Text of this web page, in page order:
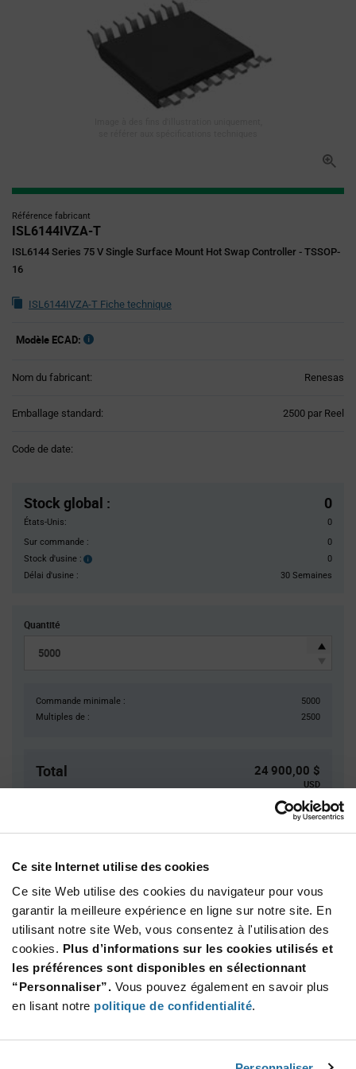
Ce site Internet utilise des cookies
Ce site Web utilise des cookies du navigateur pour vous
garantir la meilleure expérience en ligne sur notre site. En
utilisant notre site Web, vous consentez à l'utilisation des
cookies. Plus d’informations sur les cookies utilisés et
les préférences sont disponibles en sélectionnant
“Personnaliser”. Vous pouvez également en savoir plus
en lisant notre politique de confidentialité.
Référence fabricant
ISL6144IVZA-T
ISL6144 Series 75 V Single Surface Mount Hot Swap Controller - TSSOP-
16
ISL6144IVZA-T Fiche technique
Modèle ECAD:
Nom du fabricant: Renesas
Emballage standard: 2500 par Reel
Code de date:
Stock global : 0
États-Unis:
0
Sur commande :
0
Stock d'usine :
Stock
0
Délai d'usine :
30 Semaines
Quantité
Commande minimale :
5000
Multiples de :
2500
Total 24 900,00 $
USD
Quantité Prix unitaire
2 500+ $4.98
Product
Variant
Information
Emballages disponibles
Reel